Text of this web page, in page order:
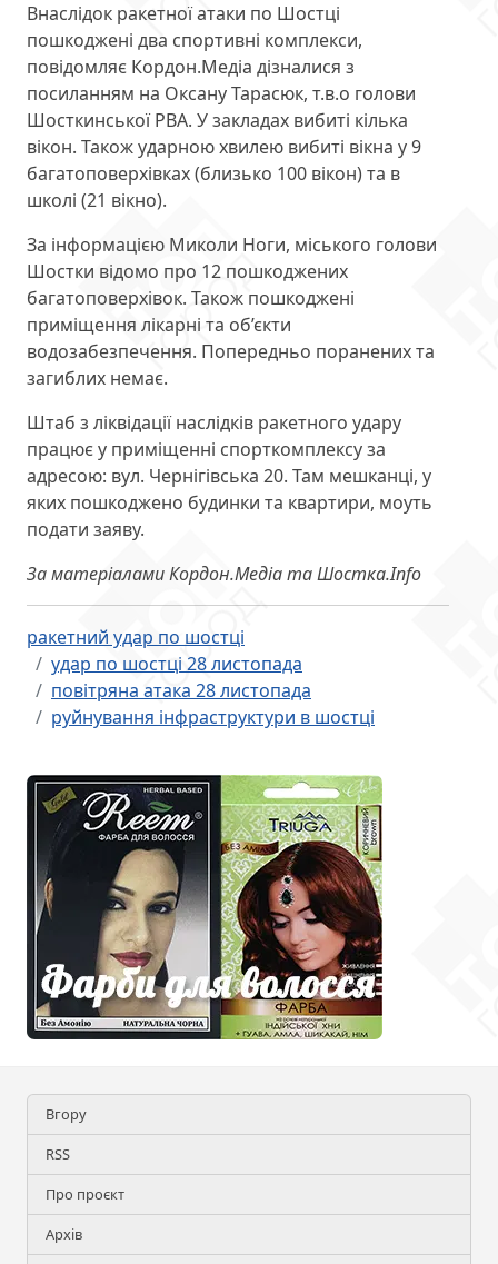
Внаслідок ракетної атаки по Шостці
пошкоджені два спортивні комплекси,
повідомляє Кордон.Медіа дізналися з
посиланням на Оксану Тарасюк, т.в.о голови
Шосткинської РВА. У закладах вибиті кілька
вікон. Також ударною хвилею вибиті вікна у 9
багатоповерхівках (близько 100 вікон) та в
школі (21 вікно).
За інформацією Миколи Ноги, міського голови
Шостки відомо про 12 пошкоджених
багатоповерхівок. Також пошкоджені
приміщення лікарні та об’єкти
водозабезпечення. Попередньо поранених та
загиблих немає.
Штаб з ліквідації наслідків ракетного удару
працює у приміщенні спорткомплексу за
адресою: вул. Чернігівська 20. Там мешканці, у
яких пошкоджено будинки та квартири, моуть
подати заяву.
За матеріалами Кордон.Медіа та Шостка.Info
ракетний удар по шостці
удар по шостці 28 листопада
повітряна атака 28 листопада
руйнування інфраструктури в шостці
Вгору
RSS
Про проєкт
Архів